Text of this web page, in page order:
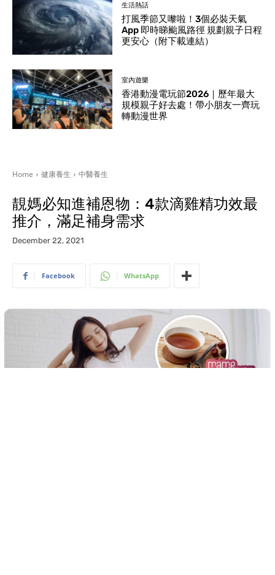
生活熱話
打風季節又嚟啦！3個必裝天氣
App 即時睇颱風路徑 規劃親子日程
更安心（附下載連結）
室內遊樂
香港動漫電玩節2026｜歷年最大
規模親子好去處！帶小朋友一齊玩
轉動漫世界